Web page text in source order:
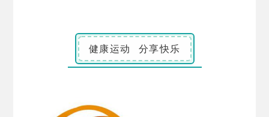
健康运动 分享快乐